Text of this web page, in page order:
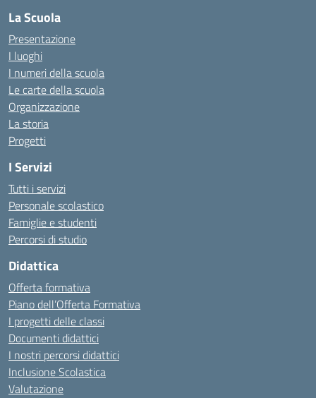
La Scuola
Presentazione
I luoghi
I numeri della scuola
Le carte della scuola
Organizzazione
La storia
Progetti
I Servizi
Tutti i servizi
Personale scolastico
Famiglie e studenti
Percorsi di studio
Didattica
Offerta formativa
Piano dell’Offerta Formativa
I progetti delle classi
Documenti didattici
I nostri percorsi didattici
Inclusione Scolastica
Valutazione